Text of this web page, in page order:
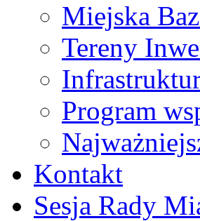
Miejska
Tereny
Program
Kontakt
Sesja Rady